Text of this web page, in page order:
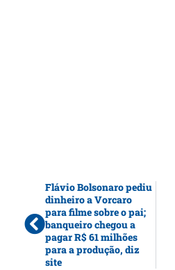
Flávio Bolsonaro pediu
dinheiro a Vorcaro
para filme sobre o pai;
banqueiro chegou a
pagar R$ 61 milhões
para a produção, diz
site